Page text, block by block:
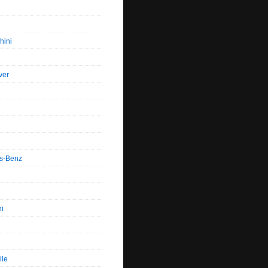
Benz